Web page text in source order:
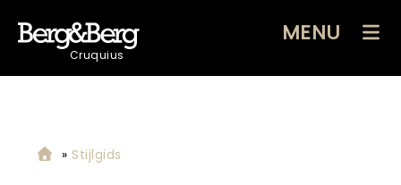
Cruquius
MENU
» Stijlgids